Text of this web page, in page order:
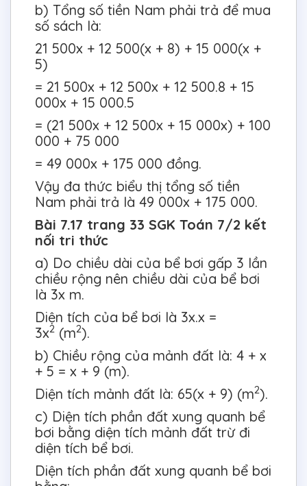
b) Tổng số tiền Nam phải trả để mua
số sách là:
21 500x + 12 500(x + 8) + 15 000(x +
5)
= 21 500x + 12 500x + 12 500.8 + 15
000x + 15 000.5
= (21 500x + 12 500x + 15 000x) + 100
000 + 75 000
= 49 000x + 175 000 đồng.
Vậy đa thức biểu thị tổng số tiền
Nam phải trả là 49 000x + 175 000.
Bài 7.17 trang 33 SGK Toán 7/2 kết
nối tri thức
a) Do chiều dài của bể bơi gấp 3 lần
chiều rộng nên chiều dài của bể bơi
là 3x m.
Diện tích của bể bơi là 3x.x =
3x2 (m2).
b) Chiều rộng của mảnh đất là: 4 + x
+ 5 = x + 9 (m).
Diện tích mảnh đất là: 65(x + 9) (m2).
c) Diện tích phần đất xung quanh bể
bơi bằng diện tích mảnh đất trừ đi
diện tích bể bơi.
Diện tích phần đất xung quanh bể bơi